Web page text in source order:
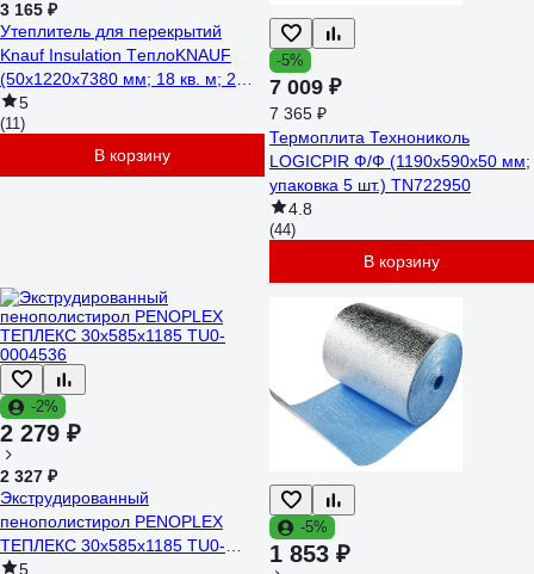
3 165 ₽
Утеплитель для перекрытий
Knauf Insulation TеплоKNAUF
(50x1220x7380 мм; 18 кв. м; 2
мата/рулон) 622004
5
(11)
В корзину
-5%
7 009 ₽
7 365 ₽
Термоплита Технониколь
LOGICPIR Ф/Ф (1190x590x50 мм;
упаковка 5 шт.) TN722950
4.8
(44)
В корзину
-2%
2 279 ₽
2 327 ₽
Экструдированный
пенополистирол PENOPLEX
ТЕПЛЕКС 30х585х1185 TU0-
0004536
5
-5%
1 853 ₽